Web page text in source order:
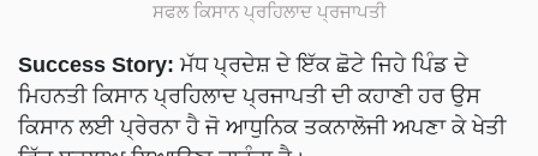
ਸਫਲ ਕਿਸਾਨ ਪ੍ਰਹਿਲਾਦ ਪ੍ਰਜਾਪਤੀ
Success Story: ਮੱਧ ਪ੍ਰਦੇਸ਼ ਦੇ ਇੱਕ ਛੋਟੇ ਜਿਹੇ ਪਿੰਡ ਦੇ
ਮਿਹਨਤੀ ਕਿਸਾਨ ਪ੍ਰਹਿਲਾਦ ਪ੍ਰਜਾਪਤੀ ਦੀ ਕਹਾਣੀ ਹਰ ਉਸ
ਕਿਸਾਨ ਲਈ ਪ੍ਰੇਰਨਾ ਹੈ ਜੋ ਆਧੁਨਿਕ ਤਕਨਾਲੋਜੀ ਅਪਣਾ ਕੇ ਖੇਤੀ